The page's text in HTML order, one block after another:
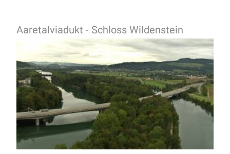
Aaretalviadukt - Schloss Wildenstein